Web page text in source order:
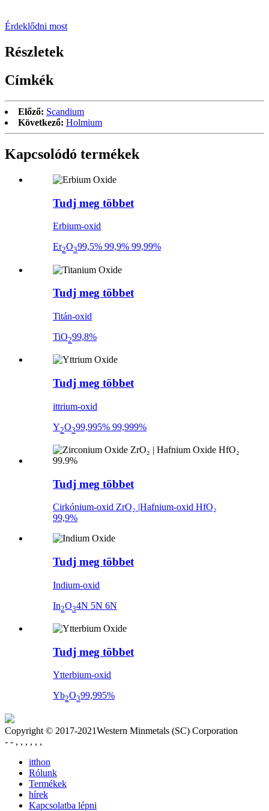
Érdeklődni most
Részletek
Címkék
Előző: Scandium
Következő: Holmium
Kapcsolódó termékek
Tudj meg többet
Erbium-oxid
Er2O399,5% 99,9% 99,99%
Tudj meg többet
Titán-oxid
TiO299,8%
Tudj meg többet
ittrium-oxid
Y2O399,995% 99,999%
Tudj meg többet
Cirkónium-oxid ZrO₂ |Hafnium-oxid HfO₂
99,9%
Tudj meg többet
Indium-oxid
In2O34N 5N 6N
Tudj meg többet
Ytterbium-oxid
Yb2O399,995%
Copyright © 2017-2021Western Minmetals (SC) Corporation
- - , , , , , ,
itthon
Rólunk
Termékek
hírek
Kapcsolatba lépni